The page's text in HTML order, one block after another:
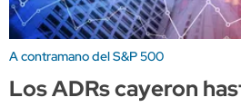
A contramano del S&P 500
Los ADRs cayeron